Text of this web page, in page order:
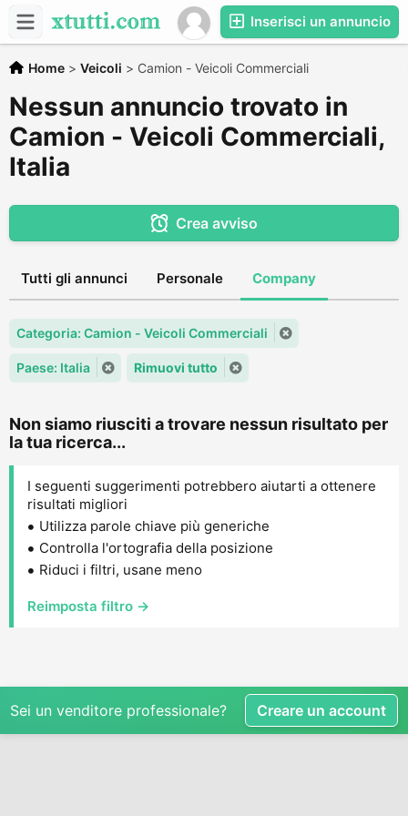
Inserisci un annuncio
Home > Veicoli > Camion - Veicoli Commerciali
Nessun annuncio trovato in
Camion - Veicoli Commerciali,
Italia
Crea avviso
Tutti gli annunci Personale Company
Categoria: Camion - Veicoli Commerciali
Paese: Italia Rimuovi tutto
Non siamo riusciti a trovare nessun risultato per
la tua ricerca...
I seguenti suggerimenti potrebbero aiutarti a ottenere
risultati migliori
Utilizza parole chiave più generiche
Controlla l'ortografia della posizione
Riduci i filtri, usane meno
Reimposta filtro →
Sei un venditore professionale? Creare un account